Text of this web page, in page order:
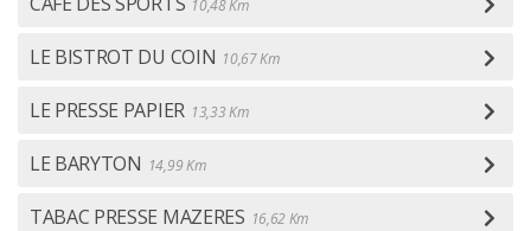
10,48 Km
LE BISTROT DU COIN 10,67 Km
LE PRESSE PAPIER 13,33 Km
LE BARYTON 14,99 Km
TABAC PRESSE MAZERES 16,62 Km